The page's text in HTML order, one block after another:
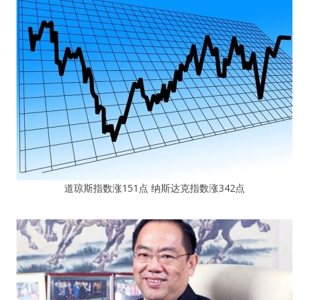
道琼斯指数涨151点 纳斯达克指数涨342点